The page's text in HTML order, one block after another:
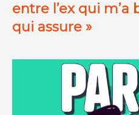
entre l’ex qui m’a
qui assure »